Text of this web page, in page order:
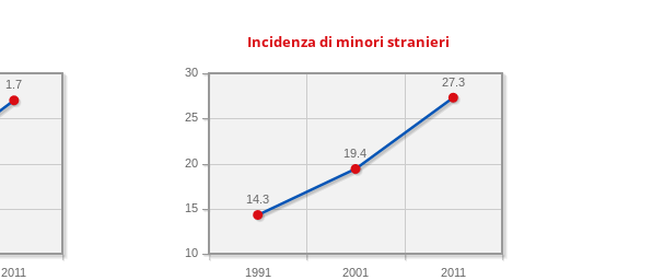
2011
1.7
Incidenza di minori stranieri
1991 2001 2011
10
15
20
25
30
27.3
19.4
14.3